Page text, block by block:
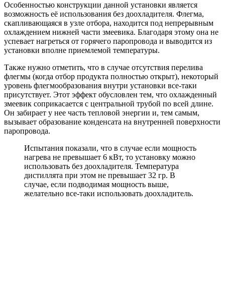
Особенностью конструкции данной установки является
возможность её использования без доохладителя. Флегма,
скапливающаяся в узле отбора, находится под непрерывным
охлаждением нижней части змеевика. Благодаря этому она не
успевает нагреться от горячего паропровода и выводится из
установки вполне приемлемой температуры.
Также нужно отметить, что в случае отсутствия перелива
флегмы (когда отбор продукта полностью открыт), некоторый
уровень флегмообразования внутри установки все-таки
присутствует. Этот эффект обусловлен тем, что охлажденный
змеевик соприкасается с центральной трубой по всей длине.
Он забирает у нее часть тепловой энергии и, тем самым,
вызывает образование конденсата на внутренней поверхности
паропровода.
Испытания показали, что в случае если мощность
нагрева не превышает 6 кВт, то установку можно
использовать без доохладителя. Температура
дистиллята при этом не превышает 32 гр. В
случае, если подводимая мощность выше,
желательно все-таки использовать доохладитель.